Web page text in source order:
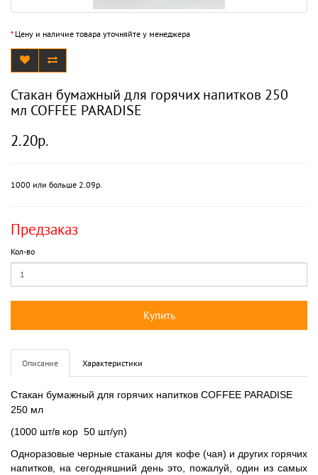
*Цену и наличие товара уточняйте у менеджера
Стакан бумажный для горячих напитков 250
мл COFFEE PARADISE
2.20р.
1000 или больше 2.09р.
Предзаказ
Кол-во
Купить
Описание Характеристики
Стакан бумажный для горячих напитков COFFEE PARADISE
250 мл
(1000 шт/в кор 50 шт/уп)
Одноразовые черные стаканы для кофе (чая) и других горячих
напитков, на сегодняшний день это, пожалуй, один из самых